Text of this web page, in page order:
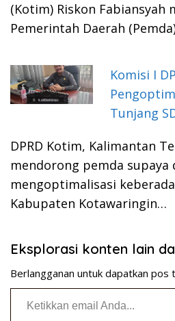
(Kotim) Riskon Fabiansyah
Pemerintah Daerah
Komisi I
Tunjang
DPRD Kotim, Kalimantan
mendorong pemda supaya
mengoptimalisasi
Kabupaten Kotawaringin…
Eksplorasi konten lain
Berlangganan untuk dapatkan pos
Ketikkan email Anda...